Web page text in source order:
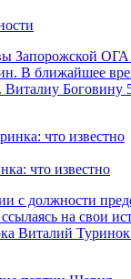
Запорожской
В ближайшее
Виталиу
что известно
с должности
на свои
Виталий